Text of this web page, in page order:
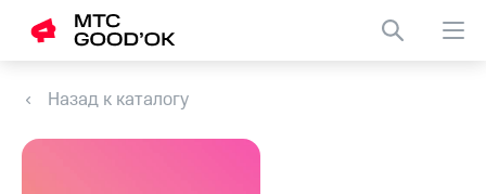
Назад к каталогу